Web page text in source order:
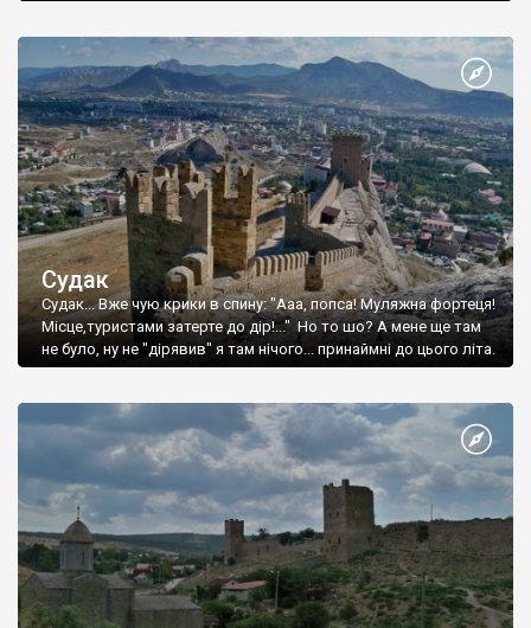
Судак
Судак... Вже чую крики в спину: "Ааа, попса! Муляжна фортеця!
Місце,туристами затерте до дір!..." Но то шо? А мене ще там
не було, ну не "дірявив" я там нічого... принаймні до цього літа.